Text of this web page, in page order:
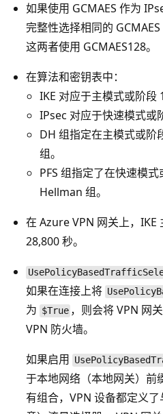
如果使用 GCMAES 作为
完整性选择相同的
这两者使用 GCMAES128。
在算法和密钥表中：
IKE 对应于主模式或阶段 1
IPsec 对应于快速模式或
DH 组指定在主模式或
组。
PFS 组指定了在快速模
Hellman 组。
在 Azure VPN 网关上，IKE
28,800 秒。
如果在连接上将
为 $True ，则会将 VPN 网
VPN 防火墙。
如果启用
于本地网络（本地网关）前
有组合，VPN 设备都定义